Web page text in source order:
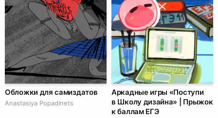
Обложки для самиздатов
Anastasiya Popadinets
Аркадные игры «Поступи
в Школу дизайна» | Прыжок
к баллам ЕГЭ